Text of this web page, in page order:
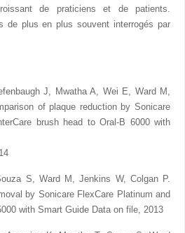
de praticiens et de patients.
de plus en plus souvent interrogés par
J, Mwatha A, Wei E, Ward M,
of plaque reduction by Sonicare
brush head to Oral-B 6000 with
S, Ward M, Jenkins W, Colgan P.
by Sonicare FlexCare Platinum and
with Smart Guide Data on file, 2013